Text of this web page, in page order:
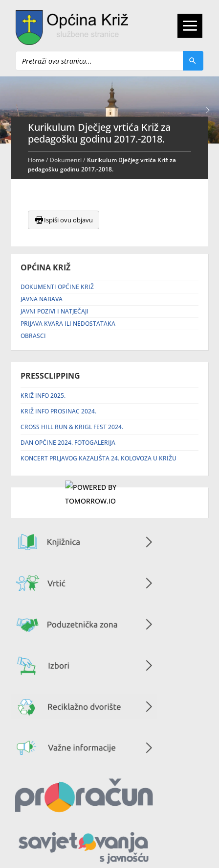
Pretraži
OPĆINA KRIŽ
DOKUMENTI OPĆINE KRIŽ
JAVNA NABAVA
JAVNI POZIVI I NATJEČAJI
PRIJAVA KVARA ILI NEDOSTATAKA
OBRASCI
PRESSCLIPPING
KRIŽ INFO 2025.
KRIŽ INFO PROSINAC 2024.
CROSS HILL RUN & KRIGL FEST 2024.
DAN OPĆINE 2024. FOTOGALERIJA
KONCERT PRLJAVOG KAZALIŠTA 24. KOLOVOZA U KRIŽU
Kurikulum Dječjeg vrtića Križ za
pedagošku godinu 2017.-2018.
Home/ Dokumenti/ Kurikulum Dječjeg vrtića Križ za
pedagošku godinu 2017.-2018.
Ispiši ovu objavu